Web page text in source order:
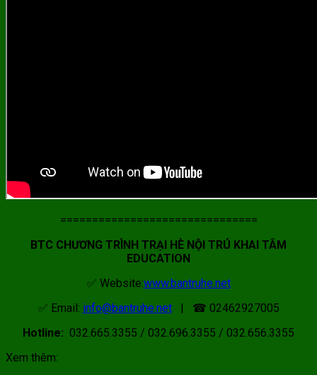
===============================
BTC CHƯƠNG TRÌNH TRẠI HÈ NỘI TRÚ KHAI TÂM
EDUCATION
✅ Website:www.bantruhe.net
✅ Email: info@bantruhe.net| ☎ 02462927005
Hotline: 032.665.3355 / 032.696.3355 / 032.656.3355
Xem thêm: